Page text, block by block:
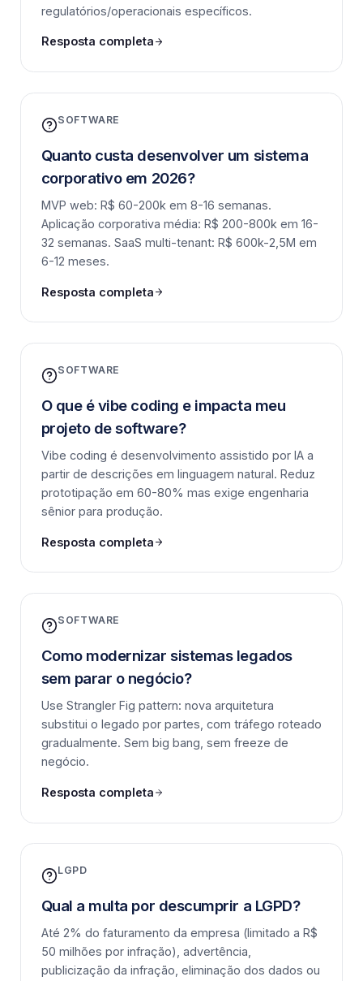
regulatórios/operacionais específicos.
Resposta completa
SOFTWARE
Quanto custa desenvolver um sistema
corporativo em 2026?
MVP web: R$ 60-200k em 8-16 semanas.
Aplicação corporativa média: R$ 200-800k em 16-
32 semanas. SaaS multi-tenant: R$ 600k-2,5M em
6-12 meses.
Resposta completa
SOFTWARE
O que é vibe coding e impacta meu
projeto de software?
Vibe coding é desenvolvimento assistido por IA a
partir de descrições em linguagem natural. Reduz
prototipação em 60-80% mas exige engenharia
sênior para produção.
Resposta completa
SOFTWARE
Como modernizar sistemas legados
sem parar o negócio?
Use Strangler Fig pattern: nova arquitetura
substitui o legado por partes, com tráfego roteado
gradualmente. Sem big bang, sem freeze de
negócio.
Resposta completa
LGPD
Qual a multa por descumprir a LGPD?
Até 2% do faturamento da empresa (limitado a R$
50 milhões por infração), advertência,
publicização da infração, eliminação dos dados ou